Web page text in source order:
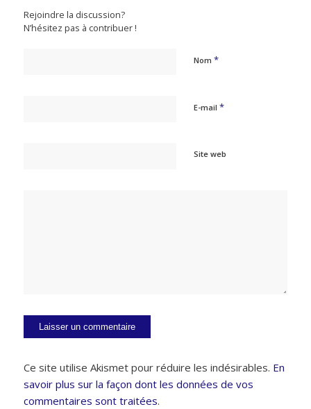
Rejoindre la discussion?
N’hésitez pas à contribuer !
Nom *
E-mail *
Site web
Ce site utilise Akismet pour réduire les indésirables. En
savoir plus sur la façon dont les données de vos
commentaires sont traitées.